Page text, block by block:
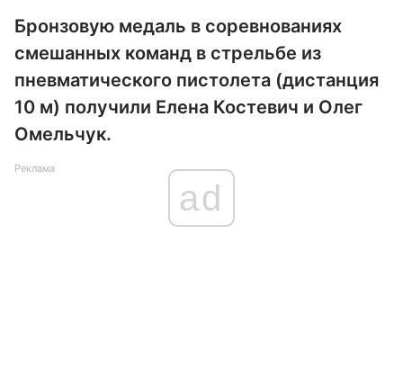
Бронзовую медаль в соревнованиях
смешанных команд в стрельбе из
пневматического пистолета (дистанция
10 м) получили Елена Костевич и Олег
Омельчук.
Реклама
ad